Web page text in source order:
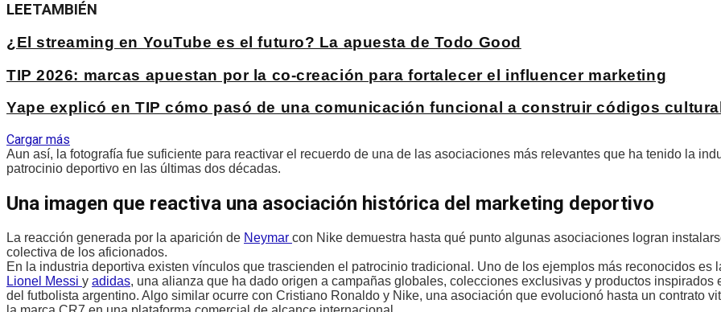
LEETAMBIÉN
¿El streaming en YouTube es el futuro? La apuesta de Todo Good
TIP 2026: marcas apuestan por la co-creación para fortalecer el influencer marketing
Yape explicó en TIP cómo pasó de una comunicación funcional a construir códigos
Cargar más
Aun así, la fotografía fue suficiente para reactivar el recuerdo de una de las asociaciones más relevantes que ha tenido la
patrocinio deportivo en las últimas dos décadas.
Una imagen que reactiva una asociación histórica del marketing deportivo
La reacción generada por la aparición de Neymar con Nike demuestra hasta qué punto algunas asociaciones logran
colectiva de los aficionados.
En la industria deportiva existen vínculos que trascienden el patrocinio tradicional. Uno de los ejemplos más reconocidos es
Lionel Messi y adidas, una alianza que ha dado origen a campañas globales, colecciones exclusivas y productos inspirados
del futbolista argentino. Algo similar ocurre con Cristiano Ronaldo y Nike, una asociación que evolucionó hasta un contrato